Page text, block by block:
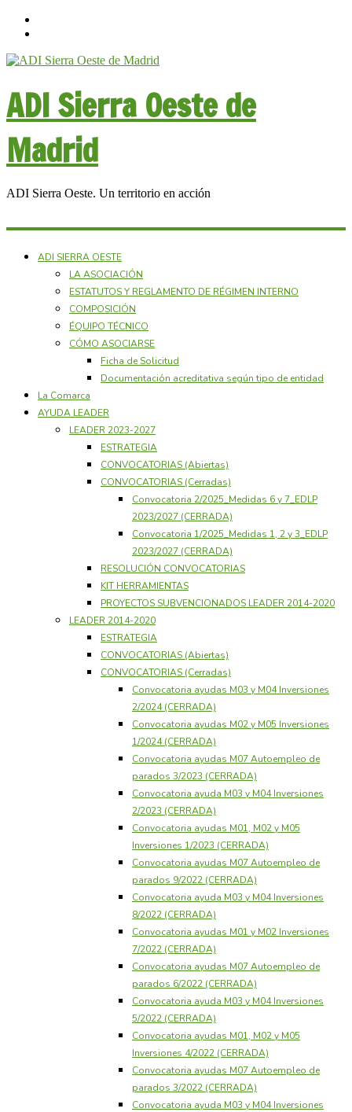
ADI Sierra Oeste de
Madrid
ADI Sierra Oeste. Un territorio en acción
ADI SIERRA OESTE
LA ASOCIACIÓN
ESTATUTOS Y REGLAMENTO DE RÉGIMEN INTERNO
COMPOSICIÓN
ÉQUIPO TÉCNICO
CÓMO ASOCIARSE
Ficha de Solicitud
Documentación acreditativa según tipo de entidad
La Comarca
AYUDA LEADER
LEADER 2023-2027
ESTRATEGIA
CONVOCATORIAS (Abiertas)
CONVOCATORIAS (Cerradas)
Convocatoria 2/2025_Medidas 6 y 7_EDLP
2023/2027 (CERRADA)
Convocatoria 1/2025_Medidas 1, 2 y 3_EDLP
2023/2027 (CERRADA)
RESOLUCIÓN CONVOCATORIAS
KIT HERRAMIENTAS
PROYECTOS SUBVENCIONADOS LEADER 2014-2020
LEADER 2014-2020
ESTRATEGIA
CONVOCATORIAS (Abiertas)
CONVOCATORIAS (Cerradas)
Convocatoria ayudas M03 y M04 Inversiones
2/2024 (CERRADA)
Convocatoria ayudas M02 y M05 Inversiones
1/2024 (CERRADA)
Convocatoria ayudas M07 Autoempleo de
parados 3/2023 (CERRADA)
Convocatoria ayuda M03 y M04 Inversiones
2/2023 (CERRADA)
Convocatoria ayudas M01, M02 y M05
Inversiones 1/2023 (CERRADA)
Convocatoria ayudas M07 Autoempleo de
parados 9/2022 (CERRADA)
Convocatoria ayuda M03 y M04 Inversiones
8/2022 (CERRADA)
Convocatoria ayudas M01 y M02 Inversiones
7/2022 (CERRADA)
Convocatoria ayudas M07 Autoempleo de
parados 6/2022 (CERRADA)
Convocatoria ayuda M03 y M04 Inversiones
5/2022 (CERRADA)
Convocatoria ayudas M01, M02 y M05
Inversiones 4/2022 (CERRADA)
Convocatoria ayudas M07 Autoempleo de
parados 3/2022 (CERRADA)
Convocatoria ayuda M03 y M04 Inversiones